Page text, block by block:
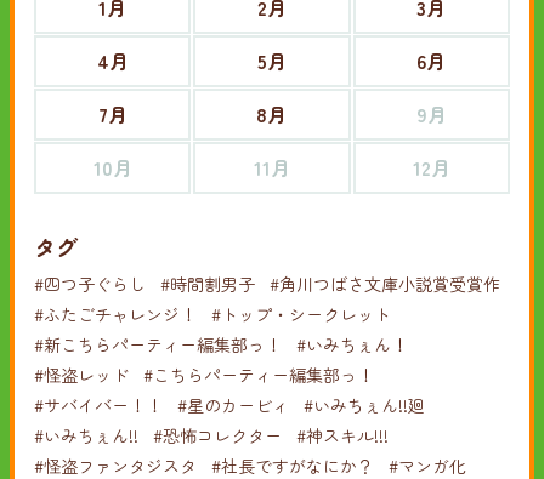
1月 2月
3月
4月
5月
6月
7月
8月
9月
10月
11月 12月
タグ
#四つ子ぐらし #時間割男子 #角川つばさ文庫小説賞受賞作
#ふたごチャレンジ！
#トップ・シークレット
#新こちらパーティー編集部っ！
#いみちぇん！
#怪盗レッド #こちらパーティー編集部っ！
#サバイバー！！
#星のカービィ
#いみちぇん!!廻
#いみちぇん!!
#恐怖コレクター
#神スキル!!!
#怪盗ファンタジスタ
#社長ですがなにか？
#マンガ化